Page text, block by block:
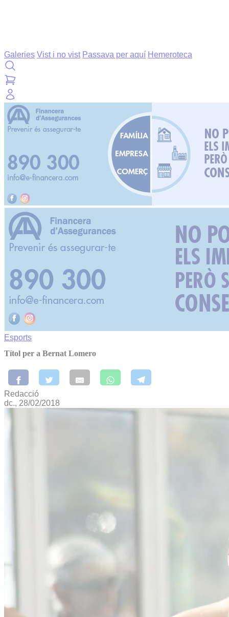
Galeries Vist i no vist Passava per aquí Hemeroteca
Esports
Títol per a Bernat Lomero
Redacció
dc., 28/02/2018